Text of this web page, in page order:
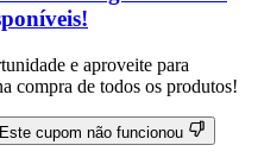
e aproveite para
compra de todos os produtos!
Este cupom não funcionou